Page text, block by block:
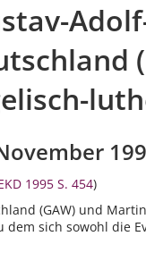
1995 S. 454)
(GAW) und
sich sowohl die